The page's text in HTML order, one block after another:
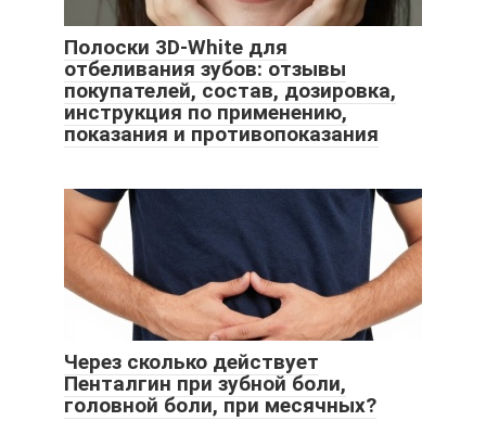
Полоски 3D-White для
отбеливания зубов: отзывы
покупателей, состав, дозировка,
инструкция по применению,
показания и противопоказания
Через сколько действует
Пенталгин при зубной боли,
головной боли, при месячных?